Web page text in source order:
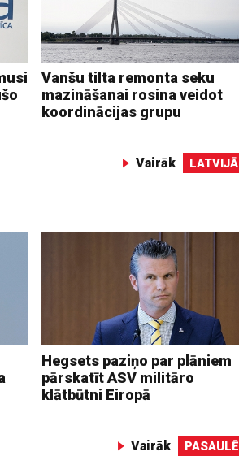
Vanšu tilta remonta seku
mazināšanai rosina veidot
koordinācijas grupu
Vairāk LATVIJĀ
Hegsets paziņo par plāniem
pārskatīt ASV militāro
klātbūtni Eiropā
Vairāk PASAULĒ